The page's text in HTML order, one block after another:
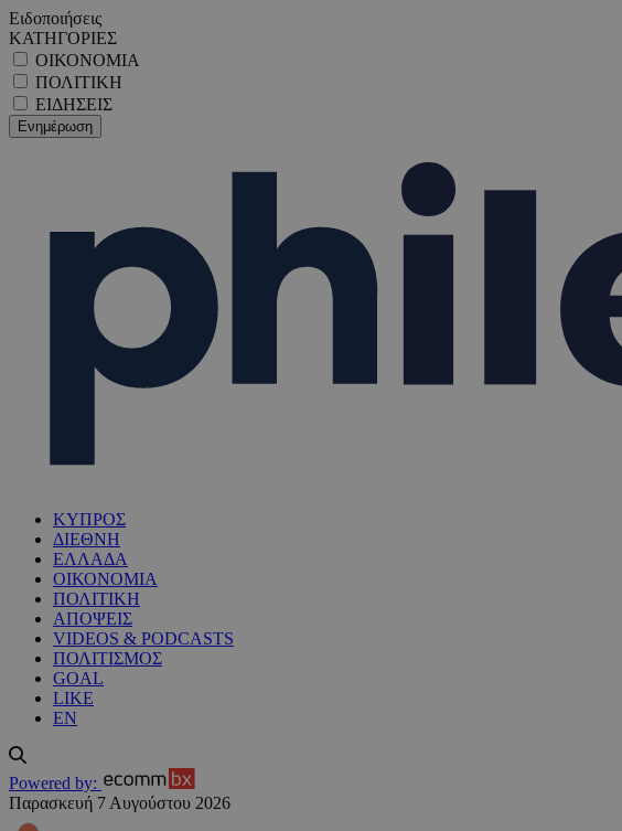
Ειδοποιήσεις
ΚΑΤΗΓΟΡΙΕΣ
ΟΙΚΟΝΟΜΙΑ
ΠΟΛΙΤΙΚΗ
ΕΙΔΗΣΕΙΣ
ΚΥΠΡΟΣ
ΔΙΕΘΝΗ
ΕΛΛΑΔΑ
ΟΙΚΟΝΟΜΙΑ
ΠΟΛΙΤΙΚΗ
ΑΠΟΨΕΙΣ
VIDEOS & PODCASTS
ΠΟΛΙΤΙΣΜΟΣ
GOAL
LIKE
EN
Powered by:
Παρασκευή 7 Αυγούστου 2026